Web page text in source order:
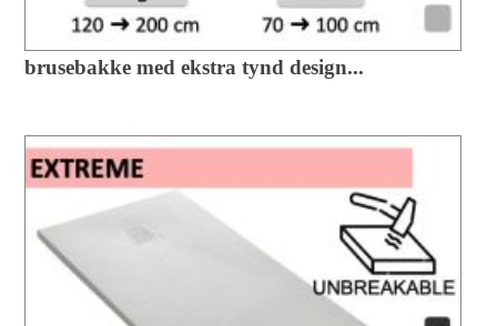
brusebakke med ekstra tynd design...